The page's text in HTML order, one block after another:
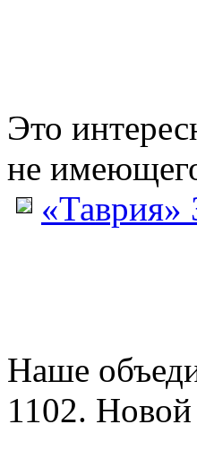
Это
не
«Таврия»
Наше
1102. Новой